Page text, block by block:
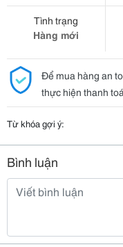
Tình trạng
Hàng mới
Để mua hàng an
thực hiện thanh
Từ khóa gợi ý:
Bình luận